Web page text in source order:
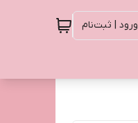
ورود | ثبت‌نام